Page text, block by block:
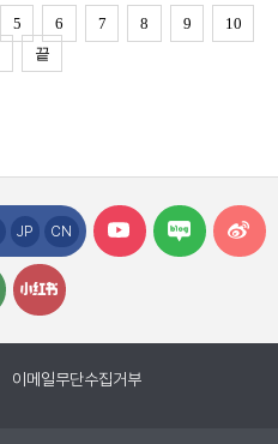
5 6 7 8 9
10
끝
JP CN
이메일무단수집거부